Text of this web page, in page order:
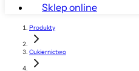
Sklep online
Produkty
Cukiernictwo